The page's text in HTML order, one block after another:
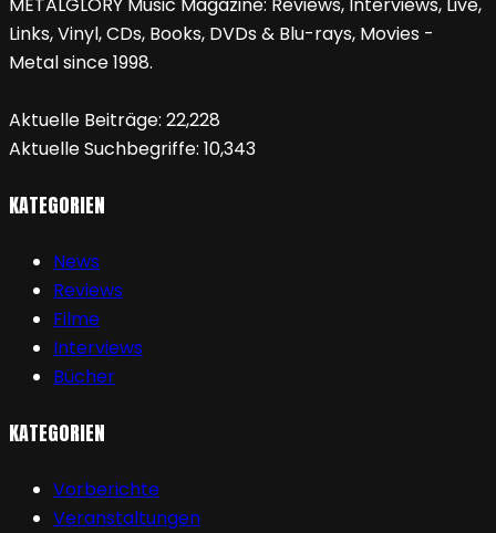
METALGLORY Music Magazine: Reviews, Interviews, Live,
Links, Vinyl, CDs, Books, DVDs & Blu-rays, Movies -
Metal since 1998.
Aktuelle Beiträge: 22,228
Aktuelle Suchbegriffe: 10,343
KATEGORIEN
News
Reviews
Filme
Interviews
Bücher
KATEGORIEN
Vorberichte
Veranstaltungen